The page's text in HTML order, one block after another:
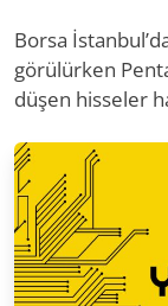
Borsa
görülürken
düşen hisseler